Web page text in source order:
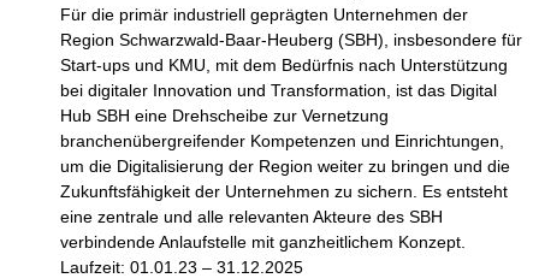
Für die primär industriell geprägten Unternehmen der
Region Schwarzwald-Baar-Heuberg (SBH), insbesondere für
Start-ups und KMU, mit dem Bedürfnis nach Unterstützung
bei digitaler Innovation und Transformation, ist das Digital
Hub SBH eine Drehscheibe zur Vernetzung
branchenübergreifender Kompetenzen und Einrichtungen,
um die Digitalisierung der Region weiter zu bringen und die
Zukunftsfähigkeit der Unternehmen zu sichern. Es entsteht
eine zentrale und alle relevanten Akteure des SBH
verbindende Anlaufstelle mit ganzheitlichem Konzept.
Laufzeit: 01.01.23 – 31.12.2025